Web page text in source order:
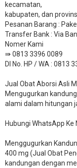
kecamatan,
kabupaten, dan
Pesanan Barang :
​Transfer Bank : Via
Nomer Kami
⇛ 0813 3396 0089
DI No. HP / WA : 0813
Jual Obat Aborsi Asli
Mengugurkan
alami dalam hitungan
Hubungi WhatsApp
Menggugurkan
400 mg (Jual Obat
kandungan dengan